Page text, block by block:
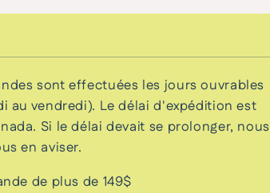
sont effectuées les jours ouvrables
au vendredi). Le délai d'expédition est
Si le délai devait se prolonger, nous
en aviser.
de plus de 149$